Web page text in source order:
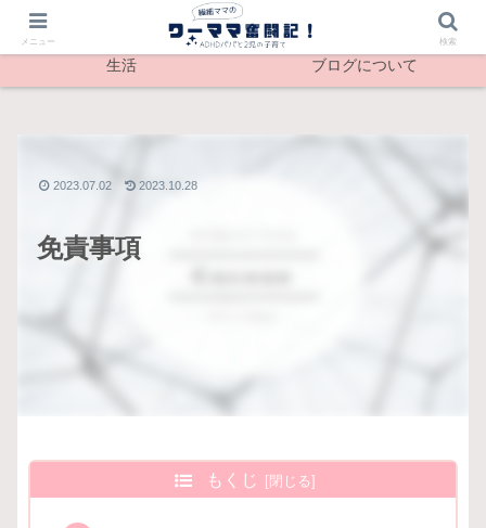
生活 ブログについて
免責事項
2023.07.02 2023.10.28
もくじ
メニュー 検索